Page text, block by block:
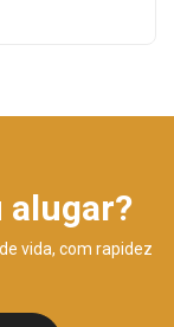
alugar?
vida, com rapidez